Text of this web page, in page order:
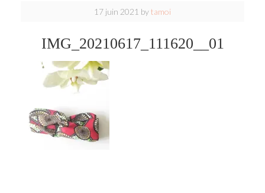
17 juin 2021 bytamoi
IMG_20210617_111620__01